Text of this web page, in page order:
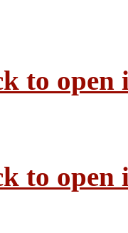
to open
to open